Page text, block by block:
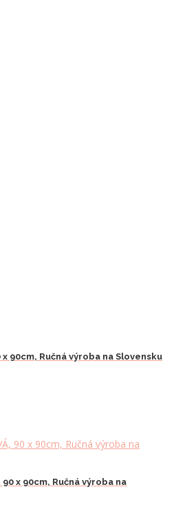
90cm, Ručná výroba na Slovensku
x 90cm, Ručná výroba na